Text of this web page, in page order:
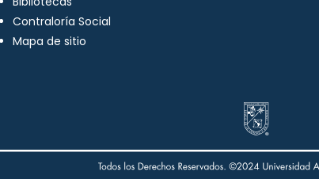
Contraloría Social
Mapa de sitio